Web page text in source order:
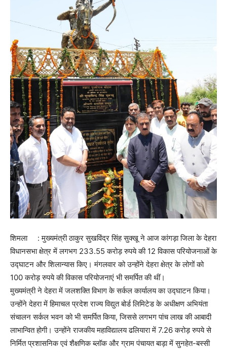
शिमला : मुख्यमंत्री ठाकुर सुखविंद्र सिंह सुक्खू ने आज कांगड़ा जिला के देहरा
विधानसभा क्षेत्र में लगभग 233.55 करोड़ रुपये की 12 विकास परियोजनाओं के
उद्घाटन और शिलान्यास किए। मंगलवार को उन्होंने देहरा क्षेत्र के लोगों को
100 करोड़ रुपये की विकास परियोजनाएं भी समर्पित की थीं।
मुख्यमंत्री ने देहरा में जलशक्ति विभाग के सर्कल कार्यालय का उद्घाटन किया।
उन्होंने देहरा में हिमाचल प्रदेश राज्य विद्युत बोर्ड लिमिटेड के अधीक्षण अभियंता
संचालन सर्कल भवन को भी समर्पित किया, जिससे लगभग पांच लाख की आबादी
लाभान्वित होगी। उन्होंने राजकीय महाविद्यालय ढलियारा में 7.26 करोड़ रुपये से
निर्मित प्रशासनिक एवं शैक्षणिक ब्लॉक और ग्राम पंचायत बाड़ा में सुनहेत-बस्सी